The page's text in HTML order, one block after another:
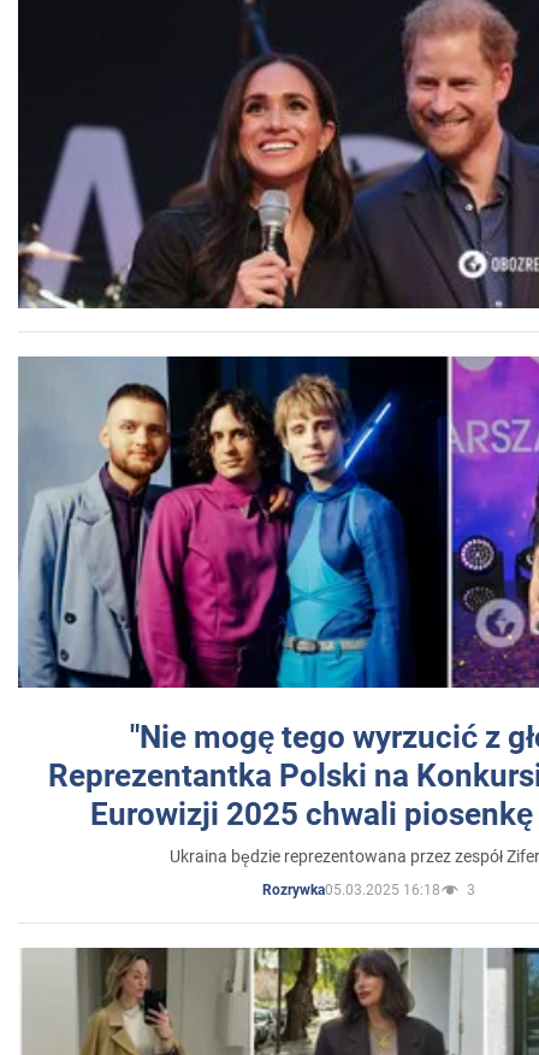
"Nie mogę tego wyrzucić z
Reprezentantka Polski na
Eurowizji 2025 chwali
Ukraina będzie reprezentowana przez zespół
Rozrywka05.03.2025 16:18 3